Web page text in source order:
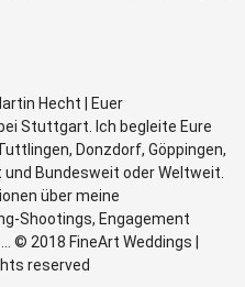
Hecht | Euer
Stuttgart. Ich begleite Eure
Donzdorf, Göppingen,
Bundesweit oder Weltweit.
über meine
Shootings, Engagement
© 2018 FineArt Weddings |
reserved